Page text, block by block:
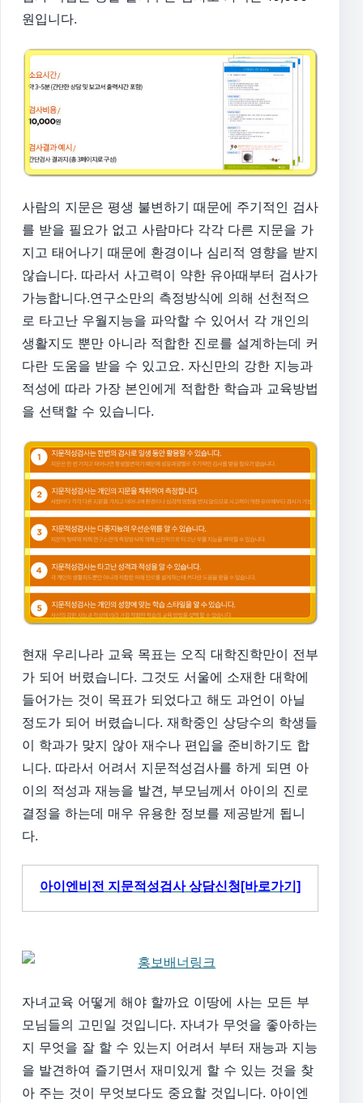
원입니다.
사람의 지문은 평생 불변하기 때문에 주기적인 검사
를 받을 필요가 없고 사람마다 각각 다른 지문을 가
지고 태어나기 때문에 환경이나 심리적 영향을 받지
않습니다. 따라서 사고력이 약한 유아때부터 검사가
가능합니다.연구소만의 측정방식에 의해 선천적으
로 타고난 우월지능을 파악할 수 있어서 각 개인의
생활지도 뿐만 아니라 적합한 진로를 설계하는데 커
다란 도움을 받을 수 있고요. 자신만의 강한 지능과
적성에 따라 가장 본인에게 적합한 학습과 교육방법
을 선택할 수 있습니다.
현재 우리나라 교육 목표는 오직 대학진학만이 전부
가 되어 버렸습니다. 그것도 서울에 소재한 대학에
들어가는 것이 목표가 되었다고 해도 과언이 아닐
정도가 되어 버렸습니다. 재학중인 상당수의 학생들
이 학과가 맞지 않아 재수나 편입을 준비하기도 합
니다. 따라서 어려서 지문적성검사를 하게 되면 아
이의 적성과 재능을 발견, 부모님께서 아이의 진로
결정을 하는데 매우 유용한 정보를 제공받게 됩니
다.
아이엔비전 지문적성검사 상담신청[바로가기]
자녀교육 어떻게 해야 할까요 이땅에 사는 모든 부
모님들의 고민일 것입니다. 자녀가 무엇을 좋아하는
지 무엇을 잘 할 수 있는지 어려서 부터 재능과 지능
을 발견하여 즐기면서 재미있게 할 수 있는 것을 찾
아 주는 것이 무엇보다도 중요할 것입니다. 아이엔